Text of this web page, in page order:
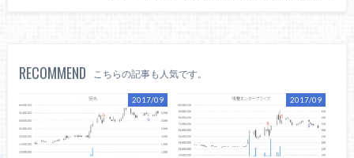
RECOMMEND こちらの記事も人気です。
2017/09 2017/09